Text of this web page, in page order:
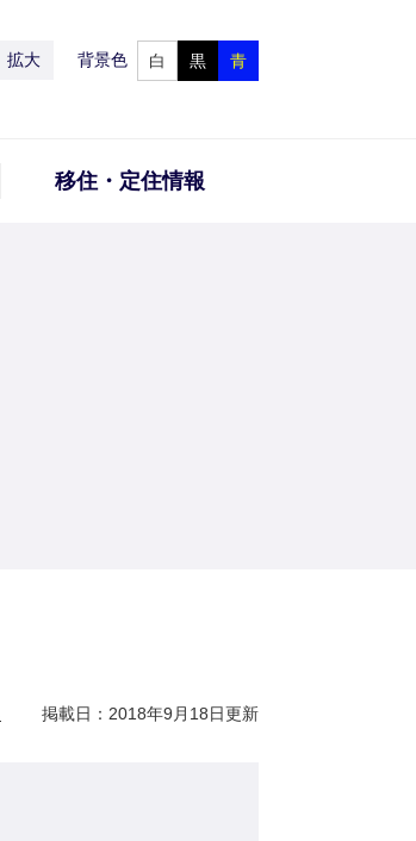
拡大 背景色 白 黒 青
移住・定住情報
掲載日：2018年9月18日更新